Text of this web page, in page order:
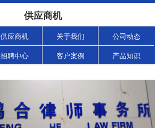
供应商机
供应商机 关于我们 公司动态
招聘中心 客户案例 产品知识